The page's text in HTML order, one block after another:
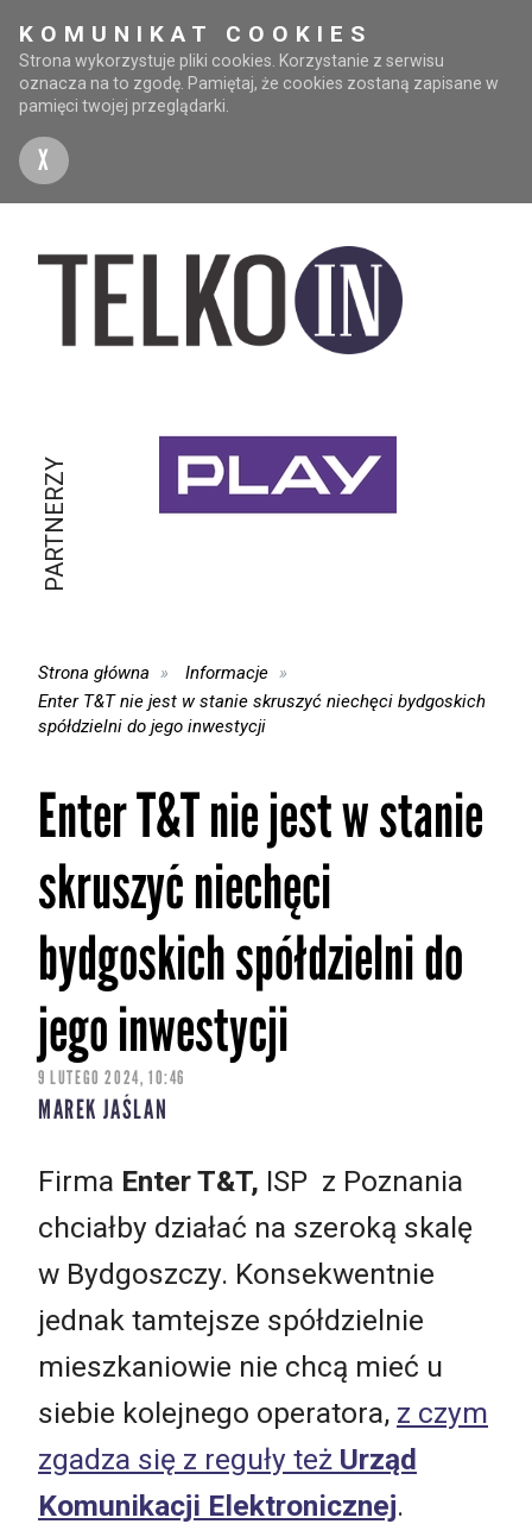
KOMUNIKAT COOKIES
Strona wykorzystuje pliki cookies. Korzystanie z serwisu
oznacza na to zgodę. Pamiętaj, że cookies zostaną zapisane w
pamięci twojej przeglądarki.
X
PARTNERZY
Strona główna
Informacje
Enter T&T nie jest w stanie skruszyć niechęci bydgoskich
spółdzielni do jego inwestycji
Enter T&T nie jest w stanie
skruszyć niechęci
bydgoskich spółdzielni do
jego inwestycji
9 LUTEGO 2024, 10:46
MAREK JAŚLAN
Firma Enter T&T, ISP z Poznania
chciałby działać na szeroką skalę
w Bydgoszczy. Konsekwentnie
jednak tamtejsze spółdzielnie
mieszkaniowie nie chcą mieć u
siebie kolejnego operatora, z czym
zgadza się z reguły też Urząd
Komunikacji Elektronicznej.